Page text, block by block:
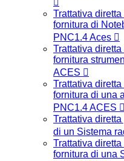
Trattativa
fornitura di
PNC1.4 Aces
Trattativa
fornitura
ACES
Trattativa
fornitura di una
PNC1.4 ACES
Trattativa
di un Sistema
Trattativa
fornitura di una